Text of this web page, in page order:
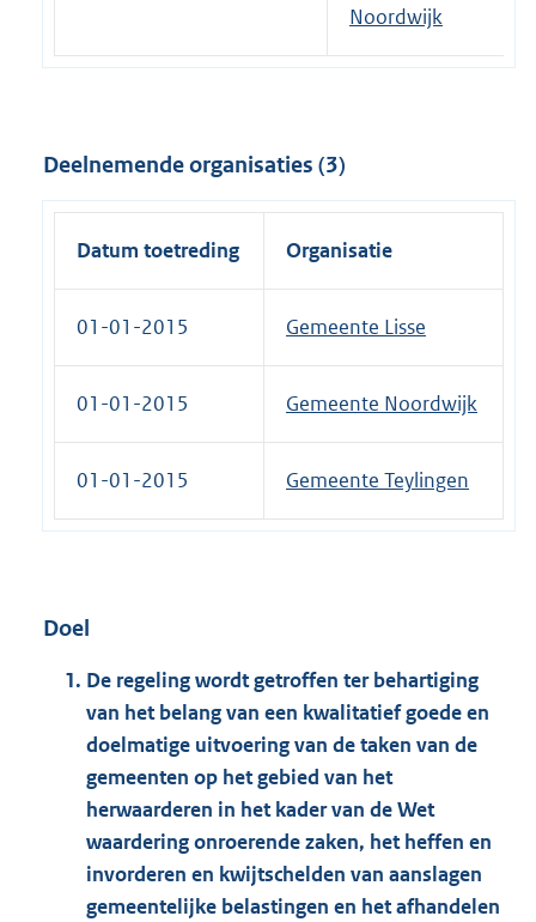
Noordwijk
Deelnemende organisaties (3)
Datum toetreding Organisatie
01-01-2015 Gemeente Lisse
01-01-2015 Gemeente Noordwijk
01-01-2015 Gemeente Teylingen
Doel
De regeling wordt getroffen ter behartiging
van het belang van een kwalitatief goede en
doelmatige uitvoering van de taken van de
gemeenten op het gebied van het
herwaarderen in het kader van de Wet
waardering onroerende zaken, het heffen en
invorderen en kwijtschelden van aanslagen
gemeentelijke belastingen en het afhandelen